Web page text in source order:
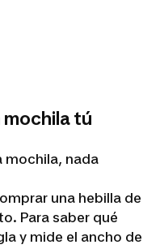
mochila tú
mochila, nada
una hebilla de
Para saber qué
y mide el ancho de